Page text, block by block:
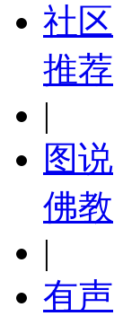
社区
推荐
|
图说
佛教
|
有声